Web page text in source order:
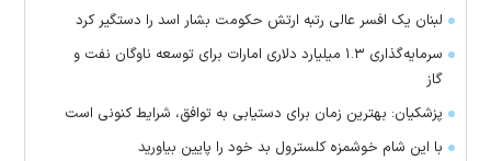
لبنان یک افسر عالی رتبه ارتش حکومت بشار اسد را دستگیر کرد
سرمایه‌گذاری ۱.۳ میلیارد دلاری امارات برای توسعه ناوگان نفت و
گاز
پزشکیان: بهترین زمان برای دستیابی به توافق، شرایط کنونی است
با این شام خوشمزه کلسترول بد خود را پایین بیاورید